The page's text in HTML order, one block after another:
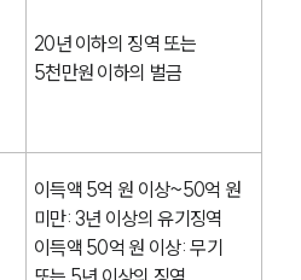
20년 이하의 징역 또는
5천만원 이하의 벌금
이득액 5억 원 이상~50억 원
미만: 3년 이상의 유기징역
이득액 50억 원 이상: 무기